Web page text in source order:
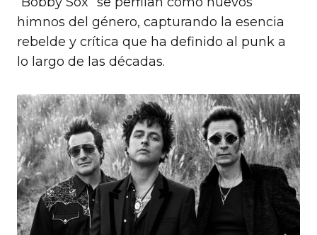
himnos del género, capturando la esencia
rebelde y crítica que ha definido al punk a
lo largo de las décadas.